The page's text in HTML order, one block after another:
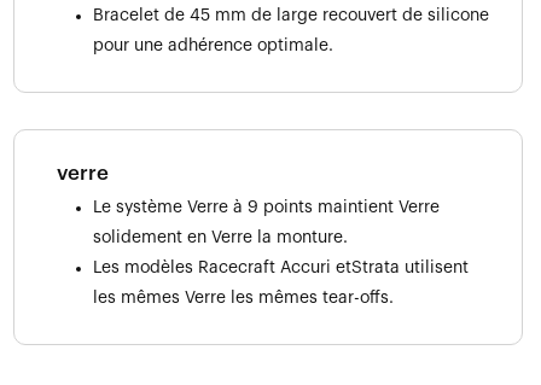
Bracelet de 45 mm de large recouvert de silicone
pour une adhérence optimale.
verre
Le système Verre à 9 points maintient Verre
solidement en Verre la monture.
Les modèles Racecraft Accuri etStrata utilisent
les mêmes Verre les mêmes tear-offs.